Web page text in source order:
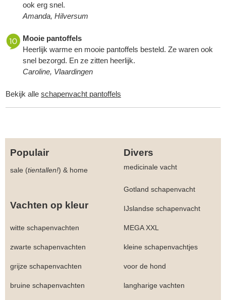
ook erg snel.
Amanda, Hilversum
Mooie pantoffels
Heerlijk warme en mooie pantoffels besteld. Ze waren ook
snel bezorgd. En ze zitten heerlijk.
Caroline, Vlaardingen
Bekijk alle schapenvacht pantoffels
Populair Divers
sale (tientallen!) & home medicinale vacht
Gotland schapenvacht
Vachten op kleur IJslandse schapenvacht
witte schapenvachten MEGA XXL
zwarte schapenvachten kleine schapenvachtjes
grijze schapenvachten voor de hond
bruine schapenvachten langharige vachten